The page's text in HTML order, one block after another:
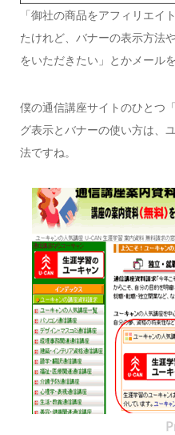
「御社の商品をアフィリエイ
たけれど、バナーの表示方法
をいただきたい」とかメールを
僕の通信講座サイトのひとつ
グ表示とバナーの使い方は、
法ですね。